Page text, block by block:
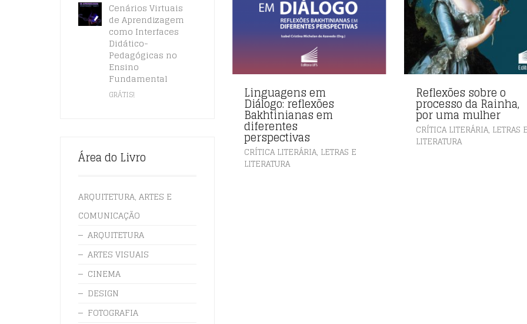
Linguagens em
Diálogo: reflexões
Bakhtinianas em
diferentes
perspectivas
CRÍTICA LITERÁRIA, LETRAS E
LITERATURA
Reflexões sobre o
processo da Rainha,
por uma mulher
CRÍTICA LITERÁRIA, LETRAS
LITERATURA
Cenários Virtuais
de Aprendizagem
como Interfaces
Didático-
Pedagógicas no
Ensino
Fundamental
GRÁTIS!
Área do Livro
ARQUITETURA, ARTES E
COMUNICAÇÃO
ARQUITETURA
ARTES VISUAIS
CINEMA
DESIGN
FOTOGRAFIA